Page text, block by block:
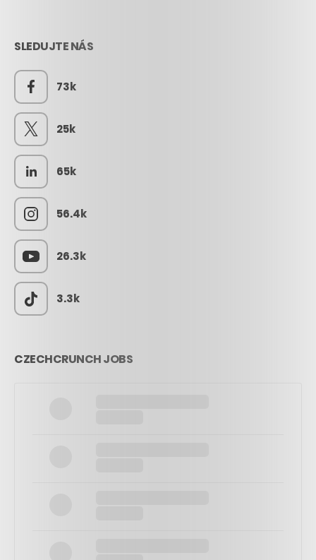
SLEDUJTE NÁS
73k
25k
65k
56.4k
26.3k
3.3k
CZECHCRUNCH JOBS